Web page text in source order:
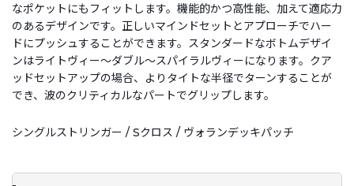
なポケットにもフィットします。機能的かつ高性能、加えて適応力
のあるデザインです。正しいマインドセットとアプローチでハー
ドにプッシュすることができます。スタンダードなボトムデザイ
ンはライトヴィー～ダブル～スパイラルヴィーになります。クア
ッドセットアップの場合、よりタイトな半径でターンすることが
でき、波のクリティカルなパートでグリップします。
シングルストリンガー / Sクロス / ヴォランデッキパッチ